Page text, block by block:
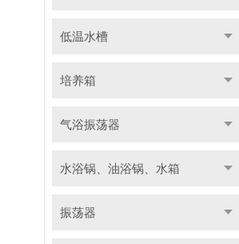
低温水槽
培养箱
气浴振荡器
水浴锅、油浴锅、水箱
振荡器